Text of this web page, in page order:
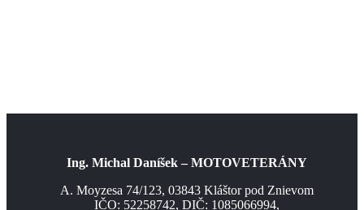
Ing. Michal Daníšek – MOTOVETERÁNY
A. Moyzesa 74/123, 03843 Kláštor pod Znievom
IČO: 52258742, DIČ: 1085066994,